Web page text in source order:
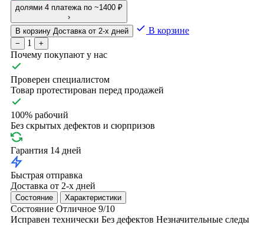
долями 4 платежа по ~1400 ₽
›
В корзину Доставка от 2-х дней В корзине
− 1 +
Почему покупают у нас
Проверен специалистом
Товар протестирован перед продажей
100% рабочий
Без скрытых дефектов и сюрпризов
Гарантия 14 дней
Быстрая отправка
Доставка от 2-х дней
Состояние Характеристики
Состояние Отличное 9/10
Исправен технически Без дефектов Незначительные следы